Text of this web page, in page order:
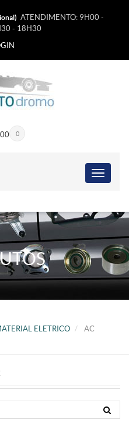
ATENDIMENTO: 9H00 -
- 18H30
0
ELETRICO AC